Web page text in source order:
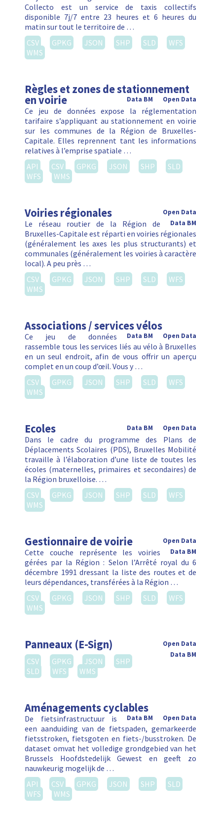
Collecto est un service de taxis collectifs
disponible 7j/7 entre 23 heures et 6 heures du
matin sur tout le territoire de …
CSV
GPKG JSON SHP SLD
WFS
WMS
Règles et zones de stationnement
en voirie Open Data
Data BM
Ce jeu de données expose la réglementation
tarifaire s’appliquant au stationnement en voirie
sur les communes de la Région de Bruxelles-
Capitale. Elles reprennent tant les informations
relatives à l’emprise spatiale …
API
CSV GPKG JSON SHP
SLD
WFS
WMS
Voiries régionales
Open Data
Data BM
Le réseau routier de la Région de
Bruxelles-Capitale est réparti en voiries régionales
(généralement les axes les plus structurants) et
communales (généralement les voiries à caractère
local). A peu près …
CSV
GPKG JSON SHP SLD
WFS
WMS
Associations / services vélos
Open Data
Data BM
Ce jeu de données
rassemble tous les services liés au vélo à Bruxelles
en un seul endroit, afin de vous offrir un aperçu
complet en un coup d’œil. Vous y …
CSV
GPKG JSON SHP SLD
WFS
WMS
Ecoles Open Data
Data BM
Dans le cadre du programme des Plans de
Déplacements Scolaires (PDS), Bruxelles Mobilité
travaille à l’élaboration d’une liste de toutes les
écoles (maternelles, primaires et secondaires) de
la Région bruxelloise. …
CSV
GPKG JSON SHP SLD
WFS
WMS
Gestionnaire de voirie
Open Data
Data BM
Cette couche représente les voiries
gérées par la Région : Selon l’Arrêté royal du 6
décembre 1991 dressant la liste des routes et de
leurs dépendances, transférées à la Région …
CSV
GPKG JSON SHP SLD
WFS
WMS
Panneaux (E-Sign)
Open Data
Data BM
CSV GPKG JSON
SHP
SLD
WFS WMS
Aménagements cyclables
Open Data
Data BM
De fietsinfrastructuur is
een aanduiding van de fietspaden, gemarkeerde
fietsstroken, fietsgoten en fiets-/busstroken. De
dataset omvat het volledige grondgebied van het
Brussels Hoofdstedelijk Gewest en geeft zo
nauwkeurig mogelijk de …
API
CSV GPKG JSON SHP
SLD
WFS
WMS